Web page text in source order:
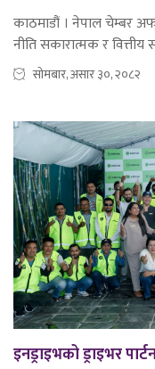
काठमाडौं । नेपाल चेम्बर
नीति सकारात्मक र
सोमबार, असार ३०, २०८२
इनड्राइभको ड्राइभर